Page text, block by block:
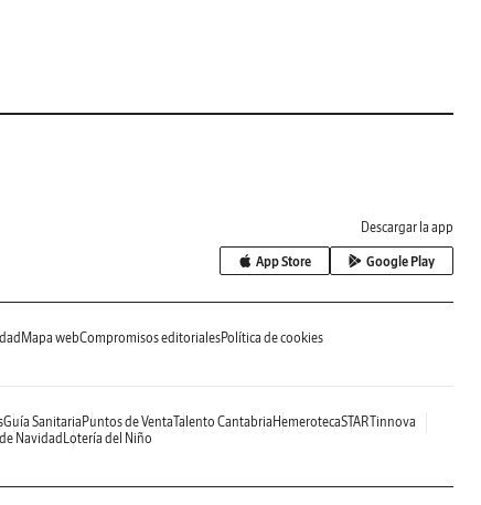
Descargar la app
App Store Google Play
Mapa webCompromisos editorialesPolítica de cookies
Guía Sanitaria Puntos de VentaTalento Cantabria HemerotecaSTARTinnova
Navidad Lotería del Niño